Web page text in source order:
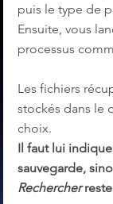
puis le type de
Ensuite, vous
processus
Les fichiers
stockés dans le
choix.
Il faut lui
sauvegarde,
Rechercher